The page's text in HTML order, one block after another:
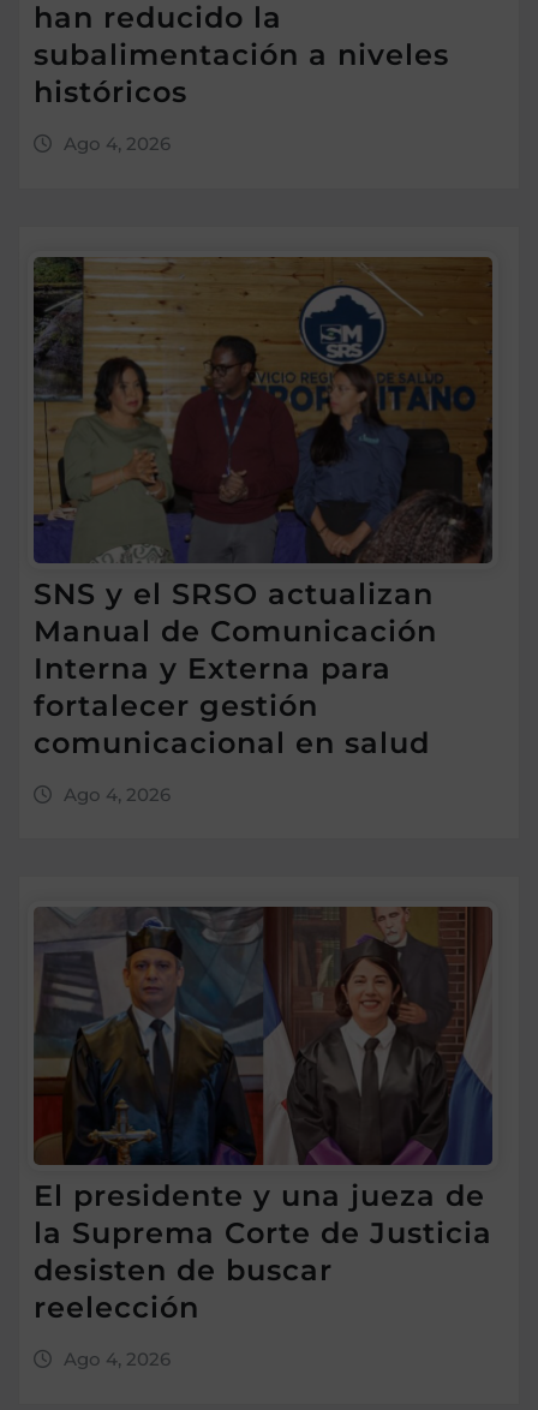
han reducido la
subalimentación a niveles
históricos
Ago 4, 2026
SNS y el SRSO actualizan
Manual de Comunicación
Interna y Externa para
fortalecer gestión
comunicacional en salud
Ago 4, 2026
El presidente y una jueza de
la Suprema Corte de Justicia
desisten de buscar
reelección
Ago 4, 2026